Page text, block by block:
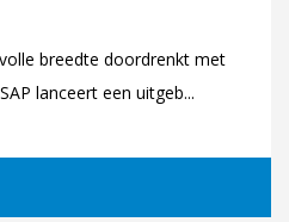
breedte doordrenkt met
lanceert een uitgeb...